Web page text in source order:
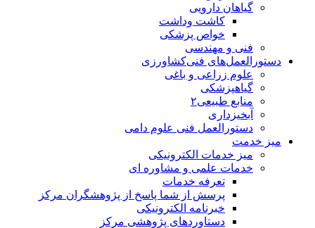
گیاهان دارویی
کاشت وداشت
خواص پزشکی
فنی و مهندسی
دستورالعمل‌های فنی‌کشاورزی
علوم زراعی و باغی
گیاهپزشکی
منابع طبیعی۲
آبخیزداری
دستورالعمل فنی علوم دامی
میز خدمت
میز خدمات الکترونیکی
خدمات علمی و مشاوره ای
تعرفه خدمات
پرسش از شما پاسخ از پژوهشگران مرکز
خبرنامه الکترونیکی
دستاوردهای پژوهشی مرکز